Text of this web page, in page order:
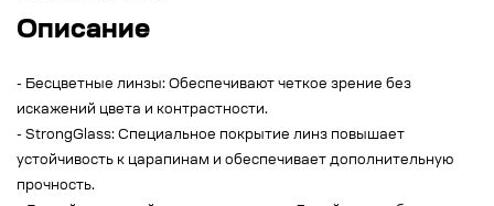
Описание
- Бесцветные линзы: Обеспечивают четкое зрение без
искажений цвета и контрастности.
- StrongGlass: Специальное покрытие линз повышает
устойчивость к царапинам и обеспечивает дополнительную
прочность.